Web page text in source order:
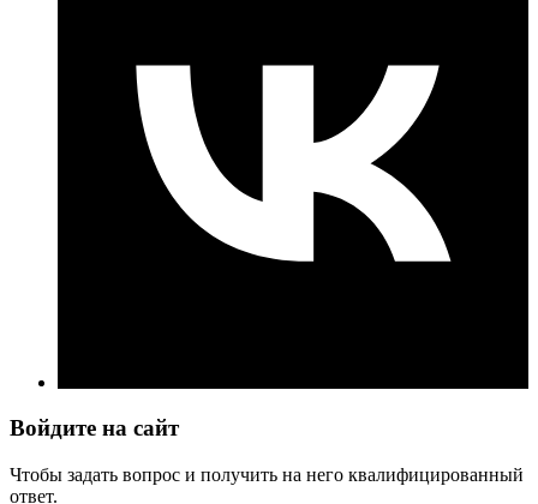
Войдите на сайт
Чтобы задать вопрос и получить на него квалифицированный
ответ.